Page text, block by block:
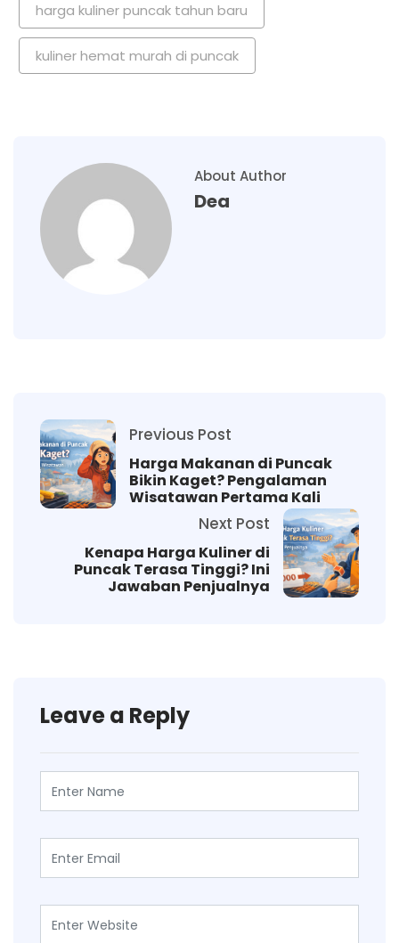
harga kuliner puncak tahun baru
kuliner hemat murah di puncak
About Author
Dea
Previous Post
Harga Makanan di Puncak
Bikin Kaget? Pengalaman
Wisatawan Pertama Kali
Next Post
Kenapa Harga Kuliner di
Puncak Terasa Tinggi? Ini
Jawaban Penjualnya
Leave a Reply